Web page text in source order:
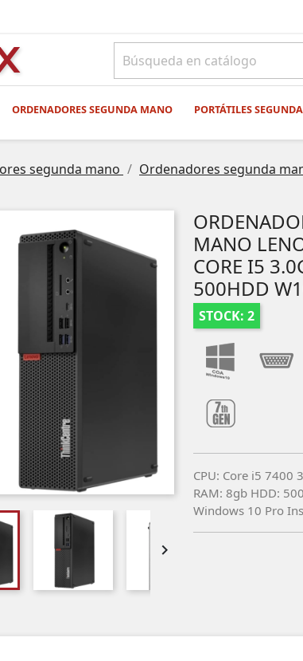
ORDENADORES SEGUNDA MANO PORTÁTILES
segunda mano Ordenadores segunda

MANO
CORE I5
500HDD
STOCK: 2
CPU: Core i5 7400
RAM: 8gb HDD:
Windows 10 Pro